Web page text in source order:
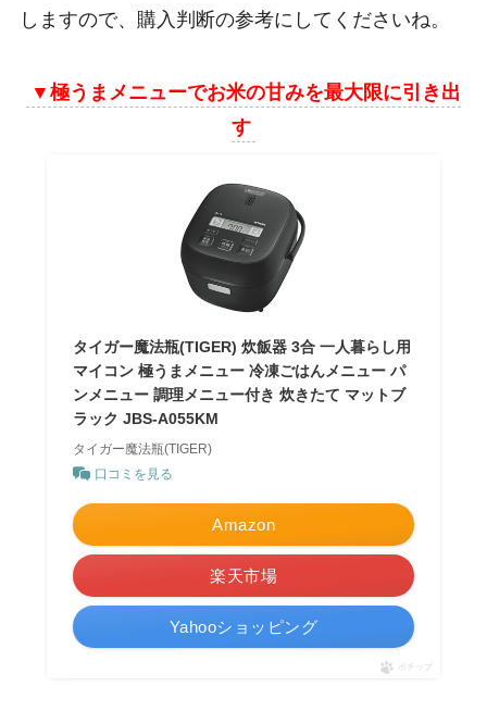
しますので、購入判断の参考にしてくださいね。
▼ 極うまメニューでお米の甘みを最大限に引き出
す
タイガー魔法瓶(TIGER) 炊飯器 3合 一人暮らし用
マイコン 極うまメニュー 冷凍ごはんメニュー パ
ンメニュー 調理メニュー付き 炊きたて マットブ
ラック JBS-A055KM
タイガー魔法瓶(TIGER)
口コミを見る
Amazon
楽天市場
Yahooショッピング
ポチップ